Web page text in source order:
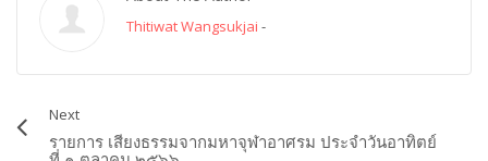
Thitiwat Wangsukjai -
Next
รายการ เสียงธรรมจากมหาจุฬาอาศรม ประจำวันอาทิตย์